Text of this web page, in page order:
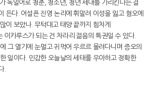
독일어로 청춘, 청소년, 청년 세대를 가리킨다는 걸
든다. 어설픈 진영 논리에 휘말려 이성을 잃고 혐오에
이 보았나. 무턱대고 태양 끝까지 힘차게
이카루스가 되는 건 차라리 젊음의 특권일 수 있다.
그 열기에 눈멀고 귀먹어 우르르 몰려다니며 증오의
일이다. 민감한 오늘날의 세태를 우아하고 정확한
.